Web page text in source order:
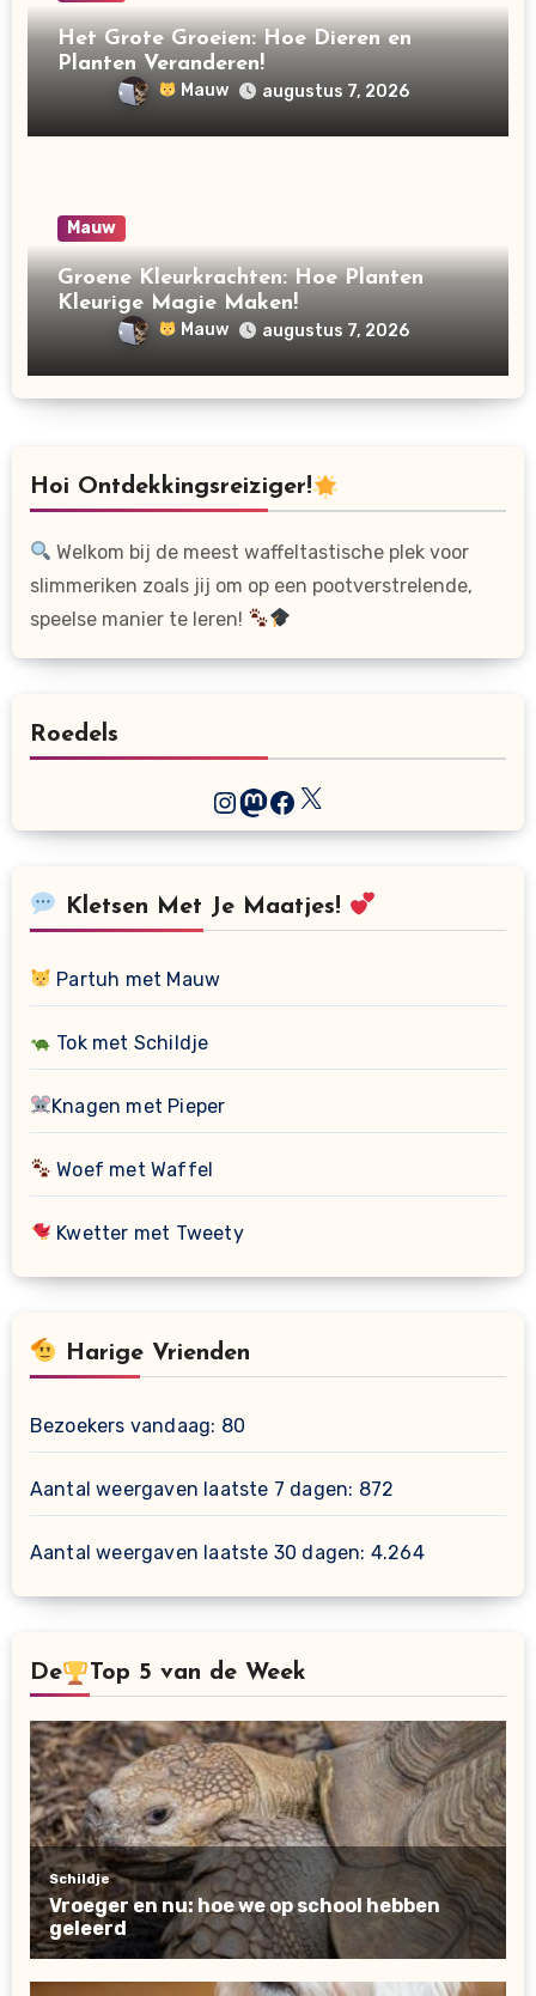
Het Grote Groeien: Hoe Dieren en
Planten Veranderen!
Mauw augustus 7, 2026
Mauw
Groene Kleurkrachten: Hoe Planten
Kleurige Magie Maken!
Mauw augustus 7, 2026
Hoi Ontdekkingsreiziger!
Welkom bij de meest waffeltastische plek voor
slimmeriken zoals jij om op een pootverstrelende,
speelse manier te leren!
Roedels
Instagram
Mastodon
Facebook
X
Kletsen Met Je Maatjes!
Partuh met Mauw
Tok met Schildje
Knagen met Pieper
Woef met Waffel
Kwetter met Tweety
Harige Vrienden
Bezoekers vandaag: 80
Aantal weergaven laatste 7 dagen: 872
Aantal weergaven laatste 30 dagen: 4.264
De Top 5 van de Week